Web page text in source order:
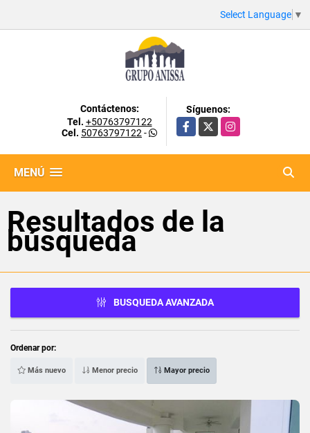
Select Language ▼
Contáctenos:
Tel. +50763797122
Cel. 50763797122 -
Síguenos:
Facebook
X Instagram
MENÚ
Resultados de la
búsqueda
BUSQUEDA AVANZADA
Ordenar por:
Más nuevo Menor precio Mayor precio